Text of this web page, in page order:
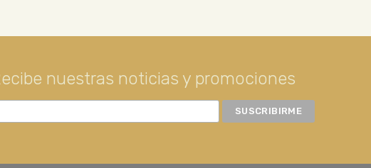
nuestras noticias y promociones